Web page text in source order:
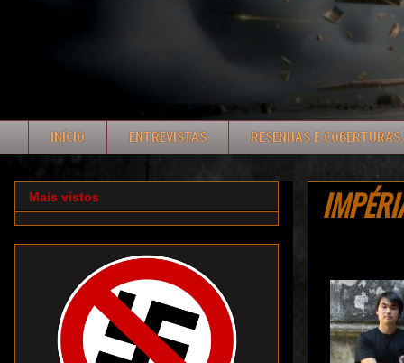
INÍCIO ENTREVISTAS RESENHAS E COBERTURAS
Mais vistos